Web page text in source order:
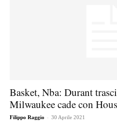
Basket, Nba: Durant
Milwaukee cade con
Filippo Raggio - 30 Aprile 2021